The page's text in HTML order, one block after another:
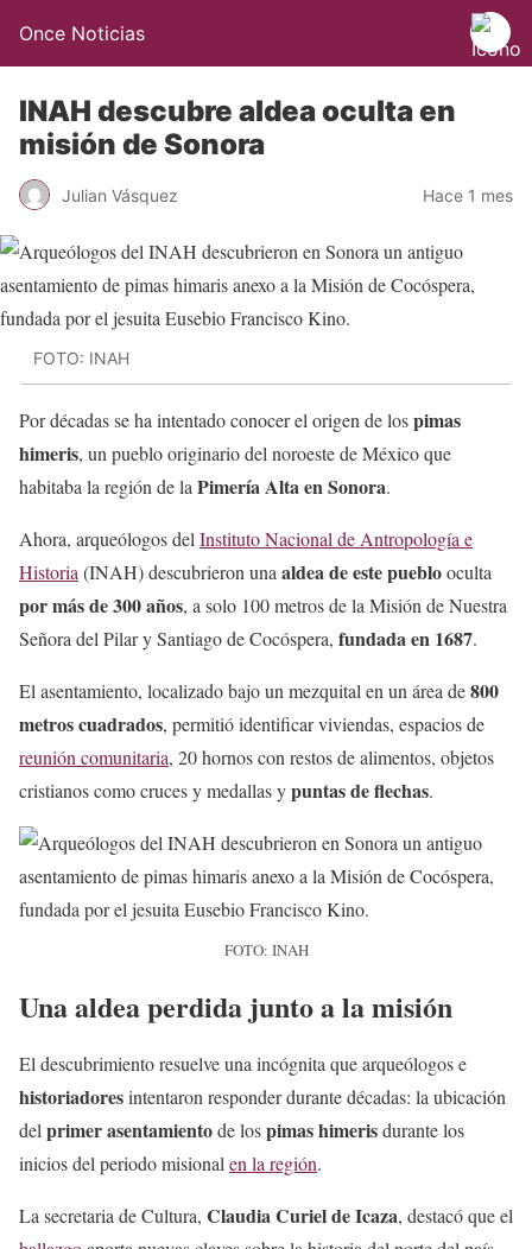
Once Noticias
INAH descubre aldea oculta en
misión de Sonora
Julian Vásquez Hace 1 mes
FOTO: INAH
Por décadas se ha intentado conocer el origen de lospimas
himeris, un pueblo originario del noroeste de México que
habitaba la región de la Pimería Alta en Sonora.
Ahora, arqueólogos del Instituto Nacional de Antropología e
Historia (INAH) descubrieron una aldea de este pueblooculta
por más de 300 años, a solo 100 metros de la Misión de Nuestra
Señora del Pilar y Santiago de Cocóspera, fundada en 1687.
El asentamiento, localizado bajo un mezquital en un área de800
metros cuadrados, permitió identificar viviendas, espacios de
reunión comunitaria, 20 hornos con restos de alimentos, objetos
cristianos como cruces y medallas ypuntas de flechas.
FOTO: INAH
Una aldea perdida junto a la misión
El descubrimiento resuelve una incógnita que arqueólogos e
historiadoresintentaron responder durante décadas: la ubicación
del primer asentamientode lospimas himerisdurante los
inicios del periodo misional en la región.
La secretaria de Cultura, Claudia Curiel de Icaza, destacó que el